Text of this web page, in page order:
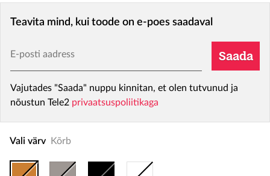
Teavita mind, kui toode on e-poes saadaval
E-posti aadress
Saada
Vajutades "Saada" nuppu kinnitan, et olen tutvunud ja
nõustun Tele2 privaatsuspoliitikaga
Vali värv Kõrb